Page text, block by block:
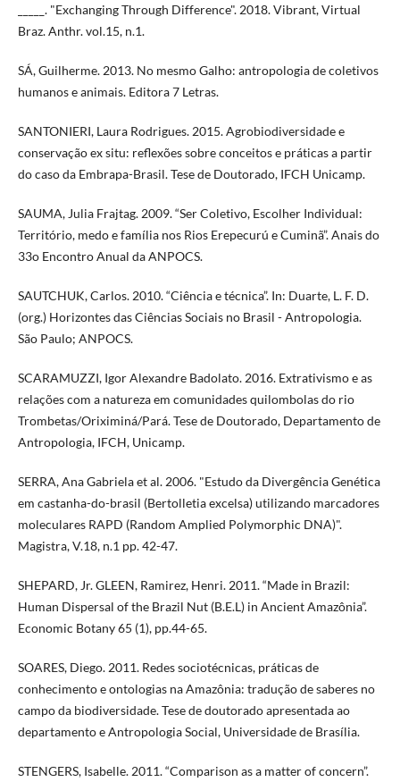
_____. "Exchanging Through Difference". 2018. Vibrant, Virtual
Braz. Anthr. vol.15, n.1.
SÁ, Guilherme. 2013. No mesmo Galho: antropologia de coletivos
humanos e animais. Editora 7 Letras.
SANTONIERI, Laura Rodrigues. 2015. Agrobiodiversidade e
conservação ex situ: reflexões sobre conceitos e práticas a partir
do caso da Embrapa-Brasil. Tese de Doutorado, IFCH Unicamp.
SAUMA, Julia Frajtag. 2009. “Ser Coletivo, Escolher Individual:
Território, medo e família nos Rios Erepecurú e Cuminã”. Anais do
33o Encontro Anual da ANPOCS.
SAUTCHUK, Carlos. 2010. “Ciência e técnica”. In: Duarte, L. F. D.
(org.) Horizontes das Ciências Sociais no Brasil - Antropologia.
São Paulo; ANPOCS.
SCARAMUZZI, Igor Alexandre Badolato. 2016. Extrativismo e as
relações com a natureza em comunidades quilombolas do rio
Trombetas/Oriximiná/Pará. Tese de Doutorado, Departamento de
Antropologia, IFCH, Unicamp.
SERRA, Ana Gabriela et al. 2006. "Estudo da Divergência Genética
em castanha-do-brasil (Bertolletia excelsa) utilizando marcadores
moleculares RAPD (Random Amplied Polymorphic DNA)".
Magistra, V.18, n.1 pp. 42-47.
SHEPARD, Jr. GLEEN, Ramirez, Henri. 2011. “Made in Brazil:
Human Dispersal of the Brazil Nut (B.E.L) in Ancient Amazônia”.
Economic Botany 65 (1), pp.44-65.
SOARES, Diego. 2011. Redes sociotécnicas, práticas de
conhecimento e ontologias na Amazônia: tradução de saberes no
campo da biodiversidade. Tese de doutorado apresentada ao
departamento e Antropologia Social, Universidade de Brasília.
STENGERS, Isabelle. 2011. “Comparison as a matter of concern”.